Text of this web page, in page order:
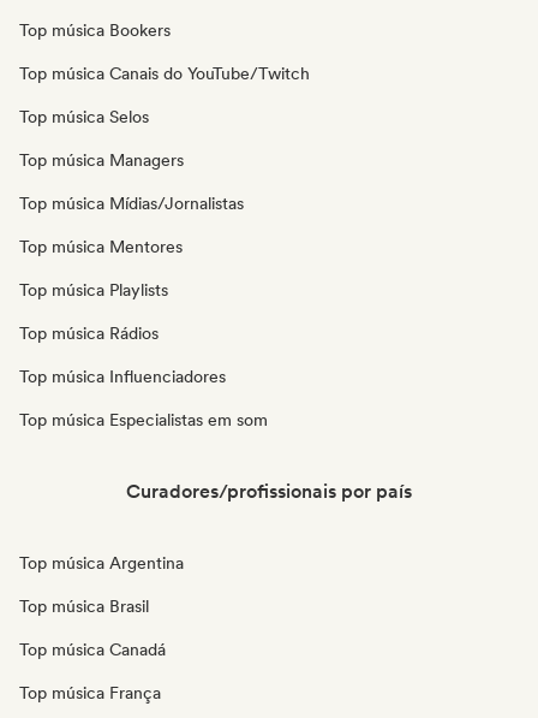
Top música Bookers
Top música Canais do YouTube/Twitch
Top música Selos
Top música Managers
Top música Mídias/Jornalistas
Top música Mentores
Top música Playlists
Top música Rádios
Top música Influenciadores
Top música Especialistas em som
Curadores/profissionais por país
Top música Argentina
Top música Brasil
Top música Canadá
Top música França